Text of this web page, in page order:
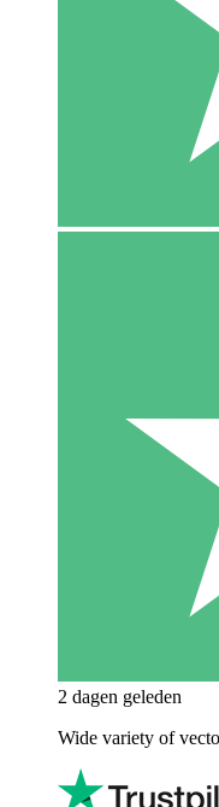
2 dagen geleden
Wide variety of